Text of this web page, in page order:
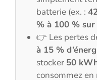
batterie (ex. :
% à 100 %
👉 Les pertes
à 15 %
stocker 50
consommez en